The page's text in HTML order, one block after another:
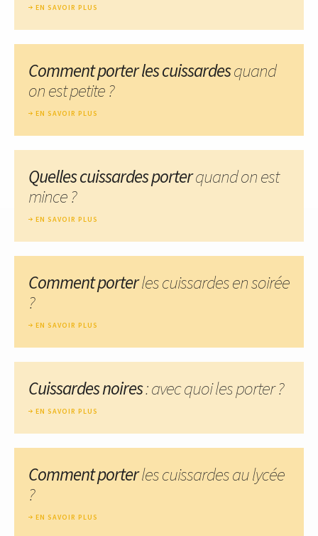
EN SAVOIR PLUS
Comment porter les cuissardesquand
on est petite ?
EN SAVOIR PLUS
Quelles cuissardes porterquand on est
mince ?
EN SAVOIR PLUS
Comment porterles cuissardes en soirée
?
EN SAVOIR PLUS
Cuissardes noires: avec quoi les porter ?
EN SAVOIR PLUS
Comment porterles cuissardes au lycée
?
EN SAVOIR PLUS